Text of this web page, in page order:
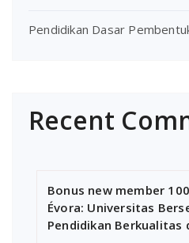
Pendidikan Dasar
Recent
Bonus new member 100
Évora: Universitas
Pendidikan Berkualitas